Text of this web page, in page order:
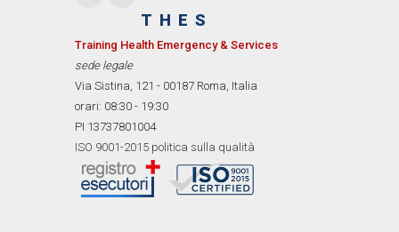
THES
Training Health Emergency & Services
sede legale
Via Sistina, 121 - 00187 Roma, Italia
orari: 08:30 - 19:30
PI 13737801004
ISO 9001-2015 politica sulla qualità